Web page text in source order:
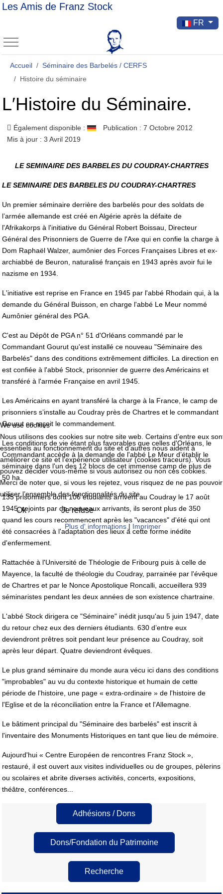
Les Amis de Franz Stock
Sélectionnez
FR
Mobile Menu Toggle
Accueil
Séminaire des Barbelés / CERFS
Histoire du séminaire
L′Histoire du Séminaire.
Également disponible :
Publication : 7 Octobre 2012
Mis à jour : 3 Avril 2019
LE SEMINAIRE DES BARBELES DU COUDRAY-CHARTRES
LE SEMINAIRE DES BARBELES DU COUDRAY-CHARTRES
Un premier séminaire derrière des barbelés pour des soldats de
l’armée allemande est créé en Algérie après la défaite de
l'Afrikakorps à l'initiative du Général Robert Boissau, Directeur
Général des Prisonniers de Guerre de l'Axe qui en confie la charge à
Dom Raphaël Walzer, aumônier des Forces Françaises Libres et ex-
archiabbé de Beuron, naturalisé français en 1943 après avoir fui le
nazisme en 1934.
L'initiative est reprise en France en 1945 par l'abbé Rhodain qui, à la
demande du Général Buisson, en charge l'abbé Le Meur nommé
Aumônier général des PGA.
C'est au Dépôt de PGA n° 51 d'Orléans commandé par le
Commandant Gourut qu'est installé ce nouveau "Séminaire des
Barbelés" dans des conditions extrêmement difficiles. La direction en
est confiée à l'abbé Stock, prisonnier de guerre des Américains et
transféré à l'armée Française en avril 1945.
Les Américains en ayant transféré la charge à la France, le camp de
prisonniers s’installe au Coudray près de Chartres et le commandant
Gourut en reçoit le commandement.
Les conditions de vie étant plus favorables que celles d'Orléans, le
Commandant accède à la demande de l'abbé Le Meur d’établir le
séminaire dans l'un des 12 blocs de cet immense camp de plus de
50 ha.
135 prisonniers dont 106 étudiants arrivent au Coudray le 17 août
1945, rejoints par de nouveaux arrivants, ils seront plus de 350
quand les cours recommencent après les "vacances" d'été qui ont
été consacrées à l'adaptation des lieux à cette forme inédite
d'enfermement.
Rattachée à l'Université de Théologie de Fribourg puis à celle de
Mayence, la faculté de théologie du Coudray, parrainée par l'évêque
de Chartres et par le Nonce Apostolique Roncalli, accueillera 939
séminaristes pendant les deux années de son existence chartraine.
L'abbé Stock dirigera ce "Séminaire" inédit jusqu'au 5 juin 1947, date
du retour chez eux des derniers étudiants. 630 d’entre eux
deviendront prêtres soit pendant leur présence au Coudray, soit
après leur départ. Quatre deviendront évêques.
Le plus grand séminaire du monde aura vécu ici dans des conditions
"improbables" au vu du contexte historique et humain de cette
période de l'histoire, une page « extra-ordinaire » de l'histoire de
l'Eglise et de la réconciliation entre la France et l'Allemagne.
Le bâtiment principal du "Séminaire des barbelés" est inscrit à
l'inventaire des Monuments Historiques en tant que lieu de mémoire.
Aujourd'hui « Centre Européen de rencontres Franz Stock »,
restauré, il est ouvert aux visites individuelles ou de groupes, pèlerins
ou scolaires et abrite diverses activités, concerts, expositions,
théâtre, conférences...
Adhésions / Dons
Dons/Fondation du Patrimoine
Recherche
We use cookies
Nous utilisons des cookies sur notre site web. Certains d’entre eux
essentiels au fonctionnement du site et d’autres nous aident à
améliorer ce site et l’expérience utilisateur (cookies traceurs). Vous
pouvez décider vous-même si vous autorisez ou non ces cookies.
Merci de noter que, si vous les rejetez, vous risquez de ne pas pouvoir
utiliser l’ensemble des fonctionnalités du site.
Ok Je refuse
Plus d' informations | Imprimer